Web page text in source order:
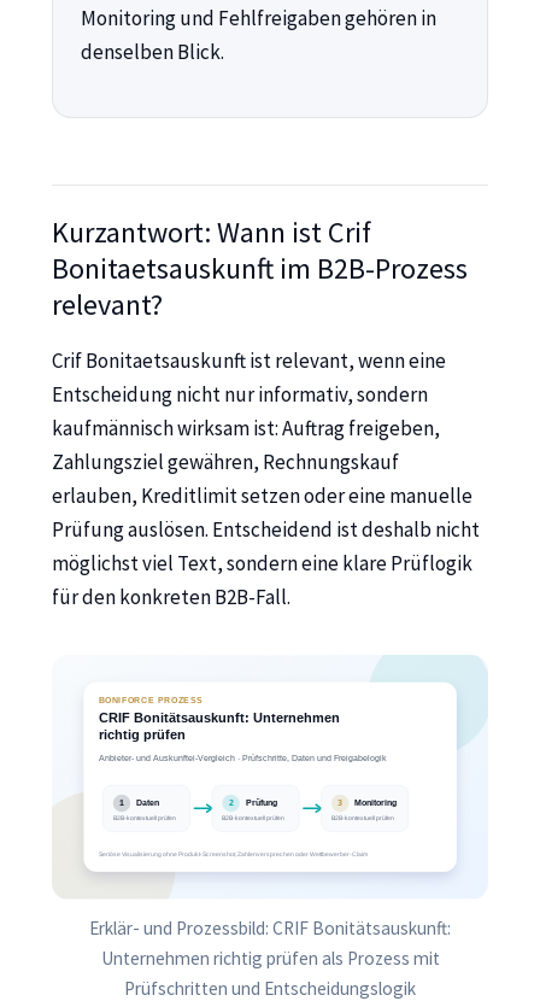
Monitoring und Fehlfreigaben gehören in
denselben Blick.
Kurzantwort: Wann ist Crif
Bonitaetsauskunft im B2B-Prozess
relevant?
Crif Bonitaetsauskunft ist relevant, wenn eine
Entscheidung nicht nur informativ, sondern
kaufmännisch wirksam ist: Auftrag freigeben,
Zahlungsziel gewähren, Rechnungskauf
erlauben, Kreditlimit setzen oder eine manuelle
Prüfung auslösen. Entscheidend ist deshalb nicht
möglichst viel Text, sondern eine klare Prüflogik
für den konkreten B2B-Fall.
Erklär- und Prozessbild: CRIF Bonitätsauskunft:
Unternehmen richtig prüfen als Prozess mit
Prüfschritten und Entscheidungslogik